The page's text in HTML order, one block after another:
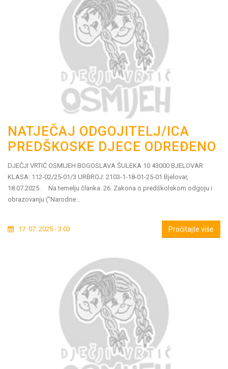
NATJEČAJ ODGOJITELJ/ICA
PREDŠKOSKE DJECE ODREĐENO
DJEČJI VRTIĆ OSMIJEH BOGOSLAVA ŠULEKA 10 43000 BJELOVAR
KLASA: 112-02/25-01/3 URBROJ: 2103-1-18-01-25-01 Bjelovar,
18.07.2025. Na temelju članka. 26. Zakona o predškolskom odgoju i
obrazovanju (“Narodne...
17. 07. 2025 - 3:03 Pročitajte više